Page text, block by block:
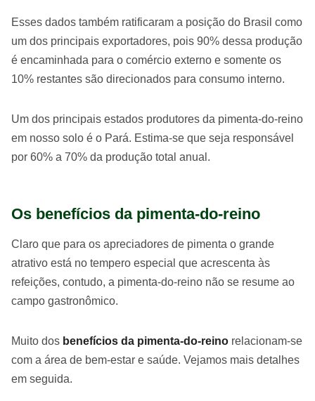
Esses dados também ratificaram a posição do Brasil como
um dos principais exportadores, pois 90% dessa produção
é encaminhada para o comércio externo e somente os
10% restantes são direcionados para consumo interno.
Um dos principais estados produtores da pimenta-do-reino
em nosso solo é o Pará. Estima-se que seja responsável
por 60% a 70% da produção total anual.
Os benefícios da pimenta-do-reino
Claro que para os apreciadores de pimenta o grande
atrativo está no tempero especial que acrescenta às
refeições, contudo, a pimenta-do-reino não se resume ao
campo gastronômico.
Muito dos benefícios da pimenta-do-reino relacionam-se
com a área de bem-estar e saúde. Vejamos mais detalhes
em seguida.